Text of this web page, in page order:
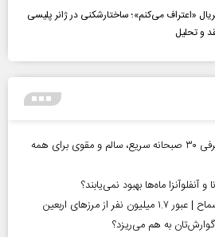
«اعتراف می‌کنم»؛ ساختارشکنی در ژانر پلیسی
و تحلیل
صبحانه چی درست کنم؟ معرفی ۳۰ صبحانه سریع، سالم و مقوی برای همه
آنفلوآنزا ماه‌ها بهبود نمی‌یابند؟
به هم می‌ریزد؟